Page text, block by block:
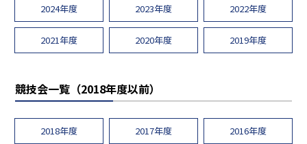
2024年度 2023年度 2022年度
2021年度 2020年度 2019年度
競技会一覧（2018年度以前）
2018年度 2017年度 2016年度